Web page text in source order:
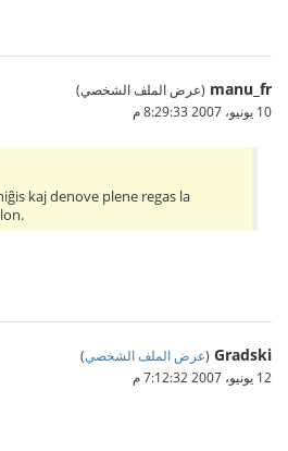
manu_fr (عرض الملف الشخصي)
10 يونيو، 2007 8:29:33 م
kaj denove plene regas la
Gradski
(عرض الملف الشخصي)
12 يونيو، 2007 7:12:32 م